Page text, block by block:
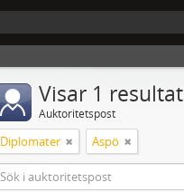
Visar 1 resultat
Auktoritetspost
Diplomater Aspö